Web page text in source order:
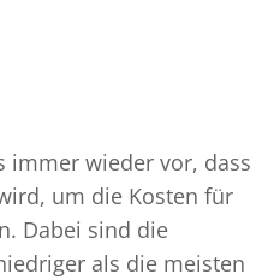
immer wieder vor, dass
um die Kosten für
Dabei sind die
als die meisten